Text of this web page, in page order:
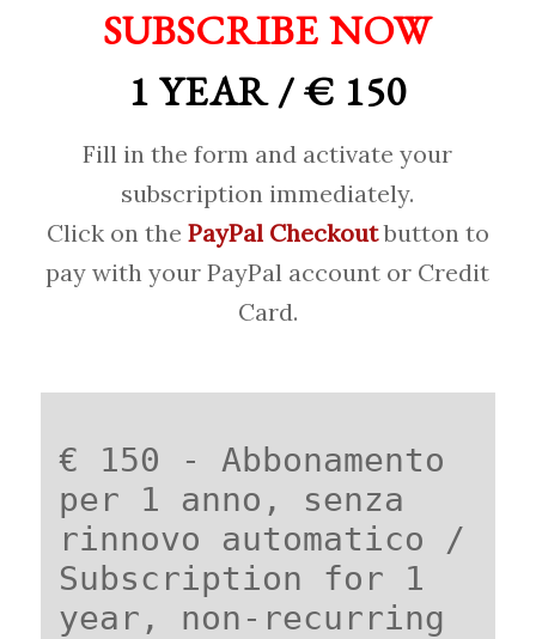
SUBSCRIBE NOW
1 YEAR / € 150
Fill in the form and activate your
subscription immediately.
Click on the PayPal Checkoutbutton to
pay with your PayPal account or Credit
Card.
€ 150 - Abbonamento
per 1 anno, senza
rinnovo automatico /
Subscription for 1
year, non-recurring